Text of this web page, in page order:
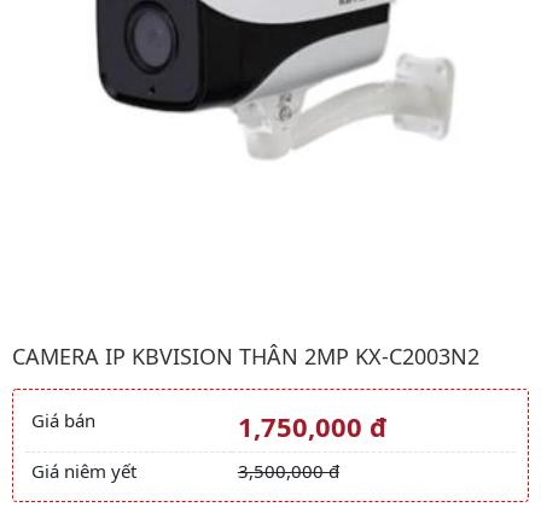
Hình ảnh đại diện của sản phẩm Camera ip kbvision Thân 2Mp
CAMERA IP KBVISION THÂN 2MP KX-C2003N2
Giá và khuyến mãi
Giá bán 1,750,000 đ
Giá niêm yết 3,500,000 đ